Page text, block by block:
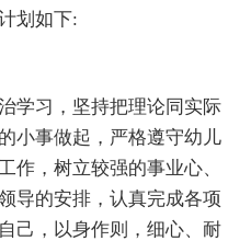
划如下:
习，坚持把理论同实际
小事做起，严格遵守幼儿
作，树立较强的事业心、
导的安排，认真完成各项
己，以身作则，细心、耐